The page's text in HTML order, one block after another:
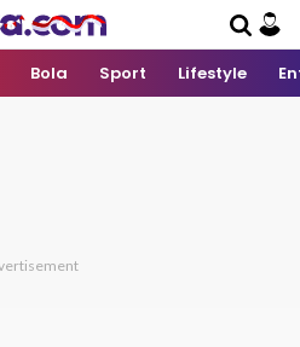
Bola Sport Lifestyle